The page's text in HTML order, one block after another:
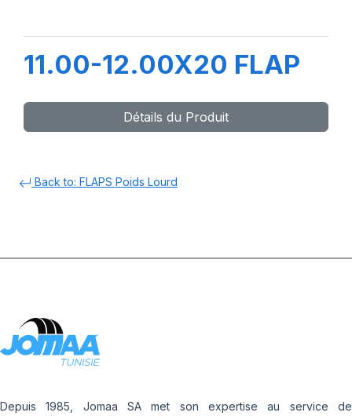
11.00-12.00X20 FLAP
Détails du Produit
Back to: FLAPS Poids Lourd
Depuis 1985, Jomaa SA met son expertise au service de